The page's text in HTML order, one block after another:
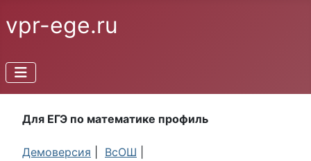
vpr-ege.ru
Для ЕГЭ по математике профиль
Демоверсия ВсОШ